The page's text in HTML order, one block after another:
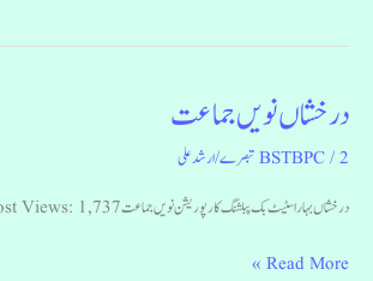
درخشاں نویں جماعت
BSTBPC/2 تبصرے /ارشد علی
درخشاں بہار اسٹیٹ بک پبلشنگ کارپوریشن نویں جماعت Post Views: 1,737
درخشاں
جماعت
Read More »